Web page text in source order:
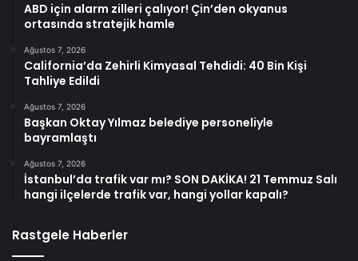
ABD için alarm zilleri çalıyor! Çin’den okyanus
ortasında stratejik hamle
Ağustos 7, 2026
California’da Zehirli Kimyasal Tehdidi: 40 Bin Kişi
Tahliye Edildi
Ağustos 7, 2026
Başkan Oktay Yılmaz belediye personeliyle
bayramlaştı
Ağustos 7, 2026
İstanbul’da trafik var mı? SON DAKİKA! 21 Temmuz Salı
hangi ilçelerde trafik var, hangi yollar kapalı?
Rastgele Haberler